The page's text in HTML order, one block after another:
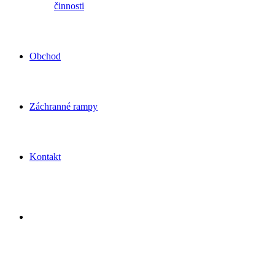
činnosti
Obchod
Záchranné rampy
Kontakt